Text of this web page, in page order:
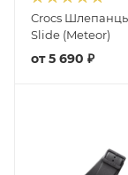
Crocs
Slide (Meteor)
от5 690 ₽